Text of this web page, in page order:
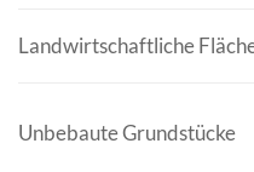
Landwirtschaftliche
Unbebaute Grundstücke